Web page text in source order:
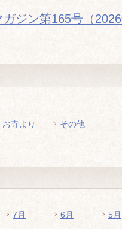
ジン第165号（
お寺より その他
7月 6月 5月